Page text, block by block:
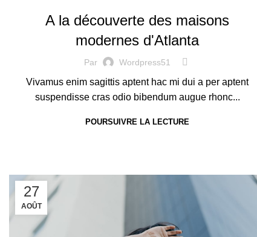
A la découverte des maisons
modernes d'Atlanta
Par Wordpress51
Vivamus enim sagittis aptent hac mi dui a per aptent
suspendisse cras odio bibendum augue rhonc...
POURSUIVRE LA LECTURE
27
AOÛT